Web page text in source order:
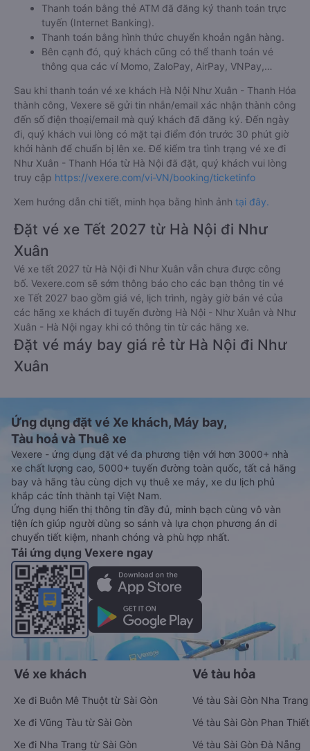
Thanh toán bằng thẻ ATM đã đăng ký thanh toán trực
tuyến (Internet Banking).
Thanh toán bằng hình thức chuyển khoản ngân hàng.
Bên cạnh đó, quý khách cũng có thể thanh toán vé
thông qua các ví Momo, ZaloPay, AirPay, VNPay,…
Sau khi thanh toán vé xe khách Hà Nội Như Xuân - Thanh Hóa
thành công, Vexere sẽ gửi tin nhắn/email xác nhận thành công
đến số điện thoại/email mà quý khách đã đăng ký. Đến ngày
đi, quý khách vui lòng có mặt tại điểm đón trước 30 phút giờ
khởi hành để chuẩn bị lên xe. Để kiểm tra tình trạng vé xe đi
Như Xuân - Thanh Hóa từ Hà Nội đã đặt, quý khách vui lòng
truy cập https://vexere.com/vi-VN/booking/ticketinfo
Xem hướng dẫn chi tiết, minh họa bằng hình ảnh tại đây.
Đặt vé xe Tết 2027 từ Hà Nội đi Như
Xuân
Vé xe tết 2027 từ Hà Nội đi Như Xuân vẫn chưa được công
bố. Vexere.com sẽ sớm thông báo cho các bạn thông tin vé
xe Tết 2027 bao gồm giá vé, lịch trình, ngày giờ bán vé của
các hãng xe khách đi tuyến đường Hà Nội - Như Xuân và Như
Xuân - Hà Nội ngay khi có thông tin từ các hãng xe.
Đặt vé máy bay giá rẻ từ Hà Nội đi Như
Xuân
Ứng dụng đặt vé Xe khách, Máy bay,
Tàu hoả và Thuê xe
Vexere - ứng dụng đặt vé đa phương tiện với hơn 3000+ nhà
xe chất lượng cao, 5000+ tuyến đường toàn quốc, tất cả hãng
bay và hãng tàu cùng dịch vụ thuê xe máy, xe du lịch phủ
khắp các tỉnh thành tại Việt Nam.
Ứng dụng hiển thị thông tin đầy đủ, minh bạch cùng vô vàn
tiện ích giúp người dùng so sánh và lựa chọn phương án di
chuyển tiết kiệm, nhanh chóng và phù hợp nhất.
Tải ứng dụng Vexere ngay
Vé xe khách
Xe đi Buôn Mê Thuột từ Sài Gòn
Xe đi Vũng Tàu từ Sài Gòn
Xe đi Nha Trang từ Sài Gòn
Vé tàu hỏa
Vé tàu Sài Gòn Nha Trang
Vé tàu Sài Gòn Phan Thiết
Vé tàu Sài Gòn Đà Nẵng